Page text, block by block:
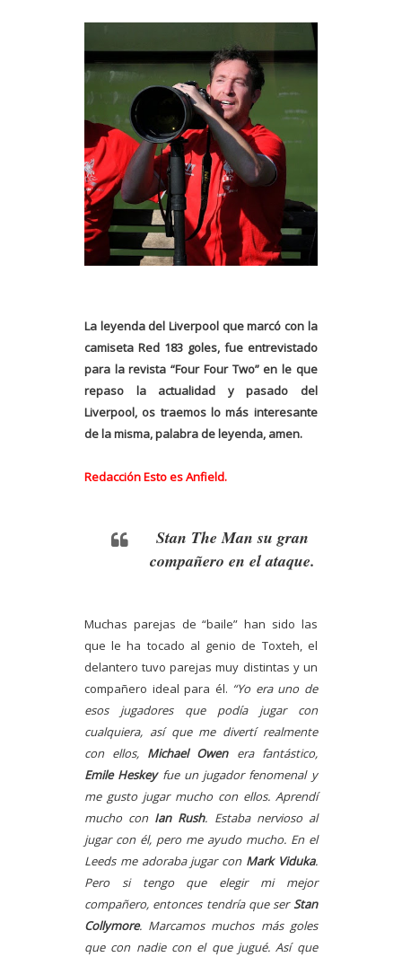
La leyenda del Liverpool que marcó con la
camiseta Red 183 goles, fue entrevistado
para la revista “Four Four Two” en le que
repaso la actualidad y pasado del
Liverpool, os traemos lo más interesante
de la misma, palabra de leyenda, amen.
Redacción Esto es Anfield.
Stan The Man su gran
compañero en el ataque.
Muchas parejas de “baile” han sido las
que le ha tocado al genio de Toxteh, el
delantero tuvo parejas muy distintas y un
compañero ideal para él. “Yo era uno de
esos jugadores que podía jugar con
cualquiera, así que me divertí realmente
con ellos, Michael Owen era fantástico,
Emile Heskeyfue un jugador fenomenal y
me gusto jugar mucho con ellos. Aprendí
mucho con Ian Rush. Estaba nervioso al
jugar con él, pero me ayudo mucho. En el
Leeds me adoraba jugar con Mark Viduka.
Pero si tengo que elegir mi mejor
compañero, entonces tendría que serStan
Collymore. Marcamos muchos más goles
que con nadie con el que jugué. Así que